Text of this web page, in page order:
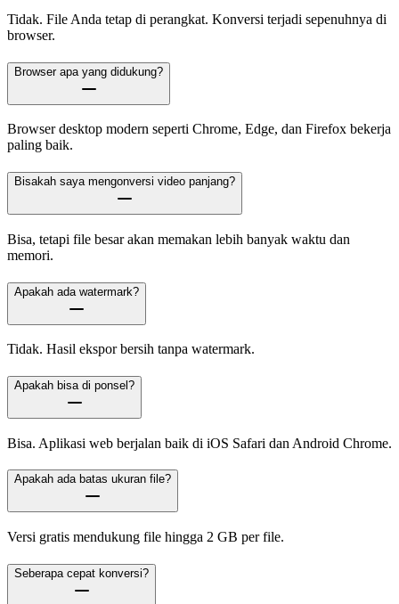
Tidak. File Anda tetap di perangkat. Konversi terjadi sepenuhnya di
browser.
Browser apa yang didukung?
Browser desktop modern seperti Chrome, Edge, dan Firefox bekerja
paling baik.
Bisakah saya mengonversi video panjang?
Bisa, tetapi file besar akan memakan lebih banyak waktu dan
memori.
Apakah ada watermark?
Tidak. Hasil ekspor bersih tanpa watermark.
Apakah bisa di ponsel?
Bisa. Aplikasi web berjalan baik di iOS Safari dan Android Chrome.
Apakah ada batas ukuran file?
Versi gratis mendukung file hingga 2 GB per file.
Seberapa cepat konversi?